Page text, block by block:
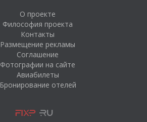
О проекте
Философия проекта
Контакты
Размещение рекламы
Соглашение
Фотографии на сайте
Авиабилеты
Бронирование отелей